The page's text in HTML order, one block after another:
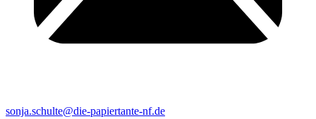
sonja.schulte@die-papiertante-nf.de